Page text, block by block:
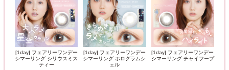
[1day] フェアリーワンデー
シマーリング シリウスミス
ティー
[1day] フェアリーワンデー
シマーリング ホログラムシ
ェル
[1day] フェアリーワンデー
シマーリング チャイフープ